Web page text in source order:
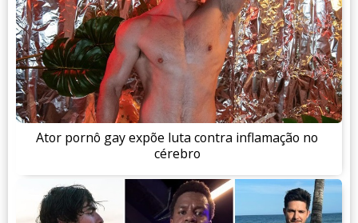
Ator pornô gay expõe luta contra inflamação no
cérebro